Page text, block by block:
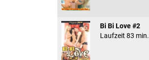
Bi Bi Love #2
Laufzeit 83 min.